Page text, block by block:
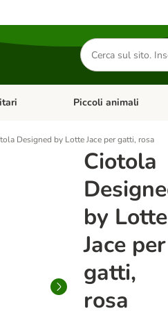
Cerca
prodotti
Apri Menu Categoria:
Piccoli animali
Designed by Lotte Jace per gatti, rosa
Ciotola
by Lotte
Jace per
gatti,
rosa